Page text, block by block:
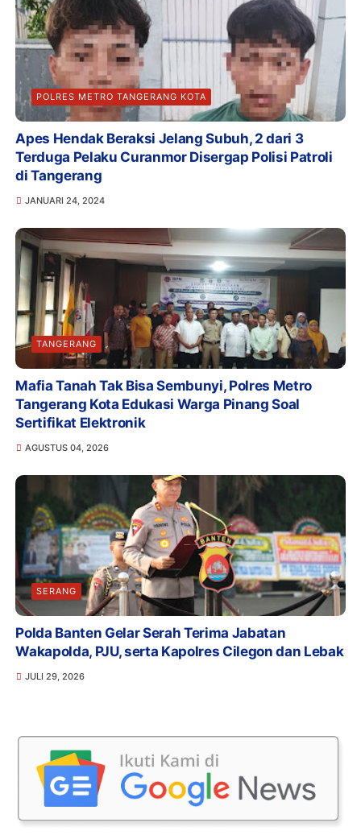
POLRES METRO TANGERANG KOTA
Apes Hendak Beraksi Jelang Subuh, 2 dari 3
Terduga Pelaku Curanmor Disergap Polisi Patroli
di Tangerang
JANUARI 24, 2024
TANGERANG
Mafia Tanah Tak Bisa Sembunyi, Polres Metro
Tangerang Kota Edukasi Warga Pinang Soal
Sertifikat Elektronik
AGUSTUS 04, 2026
SERANG
Polda Banten Gelar Serah Terima Jabatan
Wakapolda, PJU, serta Kapolres Cilegon dan Lebak
JULI 29, 2026